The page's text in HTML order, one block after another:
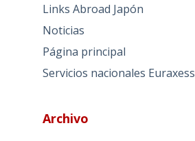
Links Abroad Japón
Noticias
Página principal
Servicios nacionales Euraxess
Archivo